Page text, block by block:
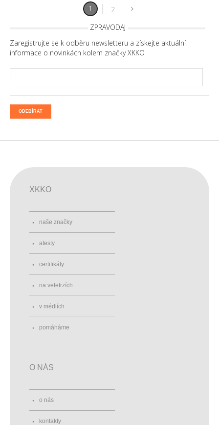
1
2
ZPRAVODAJ
Zaregistrujte se k odběru newsletteru a získejte aktuální
informace o novinkách kolem značky XKKO
ODEBÍRAT
XKKO
naše značky
atesty
certifikáty
na veletrzích
v médiích
pomáháme
O NÁS
o nás
kontakty